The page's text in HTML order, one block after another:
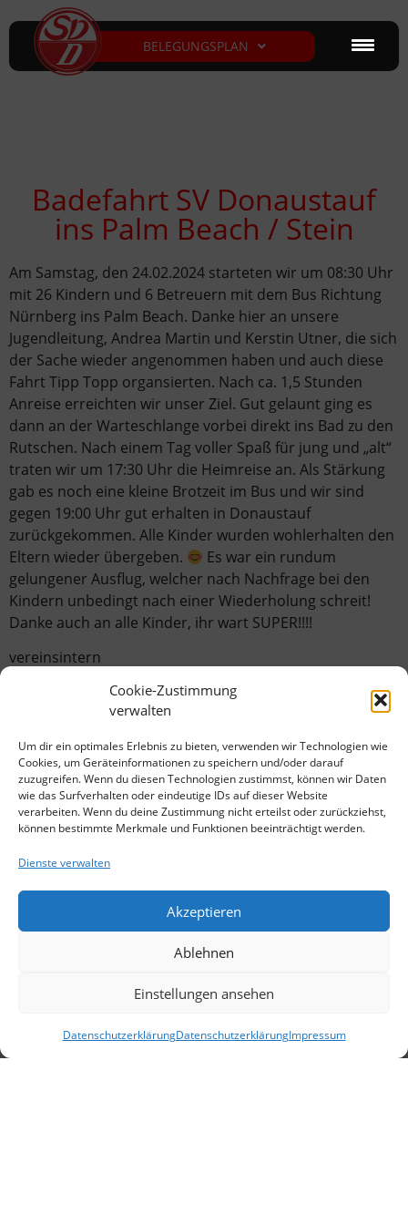
Cookie-Zustimmung
verwalten
Um dir ein optimales Erlebnis zu bieten, verwenden wir Technologien wie
Cookies, um Geräteinformationen zu speichern und/oder darauf
zuzugreifen. Wenn du diesen Technologien zustimmst, können wir Daten
wie das Surfverhalten oder eindeutige IDs auf dieser Website
verarbeiten. Wenn du deine Zustimmung nicht erteilst oder zurückziehst,
können bestimmte Merkmale und Funktionen beeinträchtigt werden.
Dienste verwalten
Akzeptieren
Ablehnen
Einstellungen ansehen
DatenschutzerklärungDatenschutzerklärungImpressum
BELEGUNGSPLAN
Badefahrt SV Donaustauf
ins Palm Beach / Stein
Am Samstag, den 24.02.2024 starteten wir um 08:30 Uhr
mit 26 Kindern und 6 Betreuern mit dem Bus Richtung
Nürnberg ins Palm Beach. Danke hier an unsere
Jugendleitung, Andrea Martin und Kerstin Utner, die sich
der Sache wieder angenommen haben und auch diese
Fahrt Tipp Topp organsierten. Nach ca. 1,5 Stunden
Anreise erreichten wir unser Ziel. Gut gelaunt ging es
dann an der Warteschlange vorbei direkt ins Bad zu den
Rutschen. Nach einem Tag voller Spaß für jung und „alt“
traten wir um 17:30 Uhr die Heimreise an. Als Stärkung
gab es noch eine kleine Brotzeit im Bus und wir sind
gegen 19:00 Uhr gut erhalten in Donaustauf
zurückgekommen. Alle Kinder wurden wohlerhalten den
Eltern wieder übergeben.
Es war ein rundum
gelungener Ausflug, welcher nach Nachfrage bei den
Kindern unbedingt nach einer Wiederholung schreit!
Danke auch an alle Kinder, ihr wart SUPER!!!!
vereinsintern